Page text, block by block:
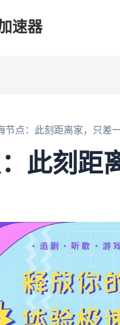
速器
节点：此刻距离家，只差
此刻距